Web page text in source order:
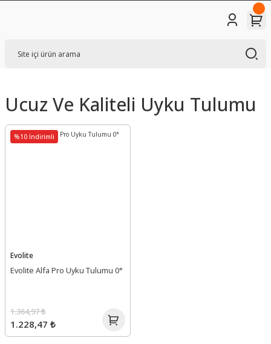
Ucuz Ve Kaliteli Uyku Tulumu
%10 İndirimli
Evolite
Evolite Alfa Pro Uyku Tulumu 0°
1.228,47 ₺
1.364,97 ₺